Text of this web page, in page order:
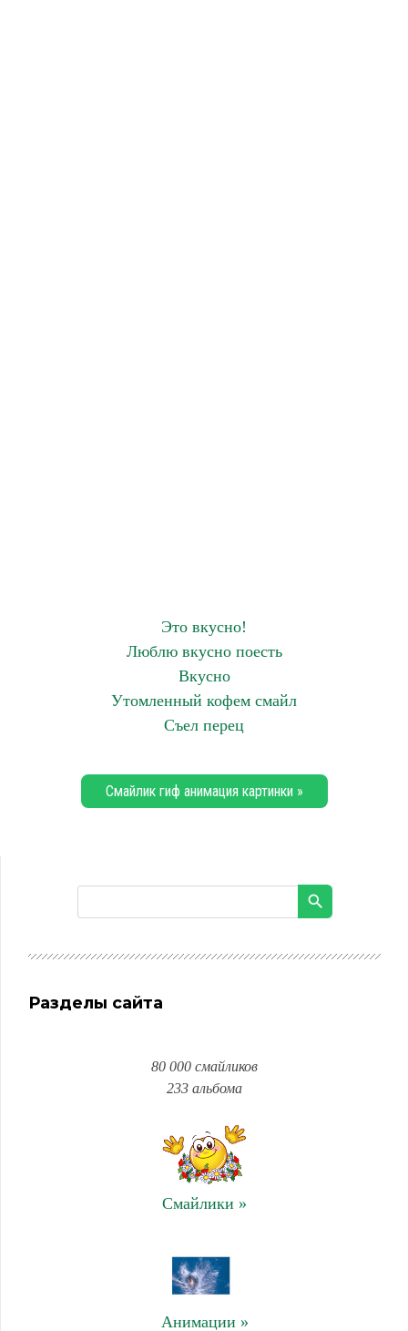
Это вкусно!
Люблю вкусно поесть
Вкусно
Утомленный кофем смайл
Съел перец
Смайлик гиф анимация картинки »
Разделы сайта
80 000 смайликов
233 альбома
Смайлики »
Анимации »